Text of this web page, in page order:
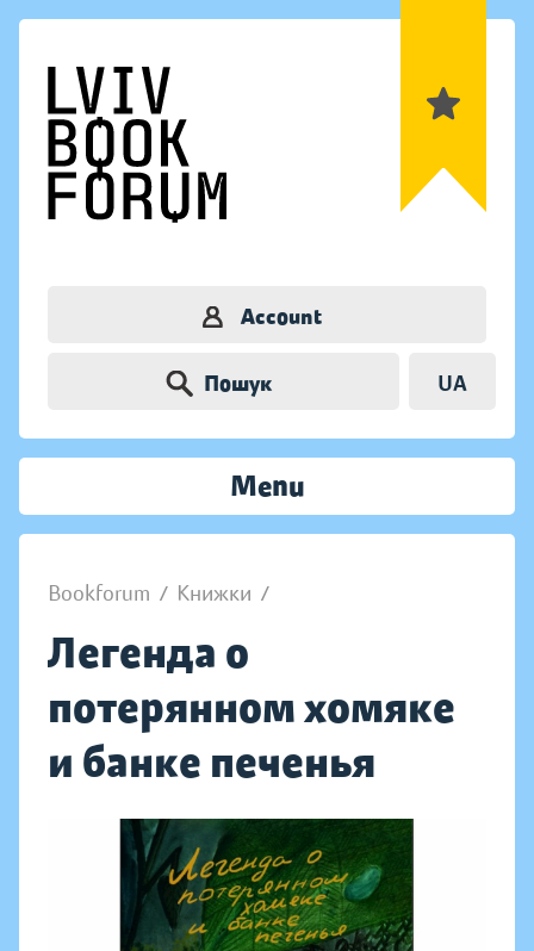
Account
Пошук UA
Menu
Bookforum / Книжки /
Легенда о
потерянном хомяке
и банке печенья